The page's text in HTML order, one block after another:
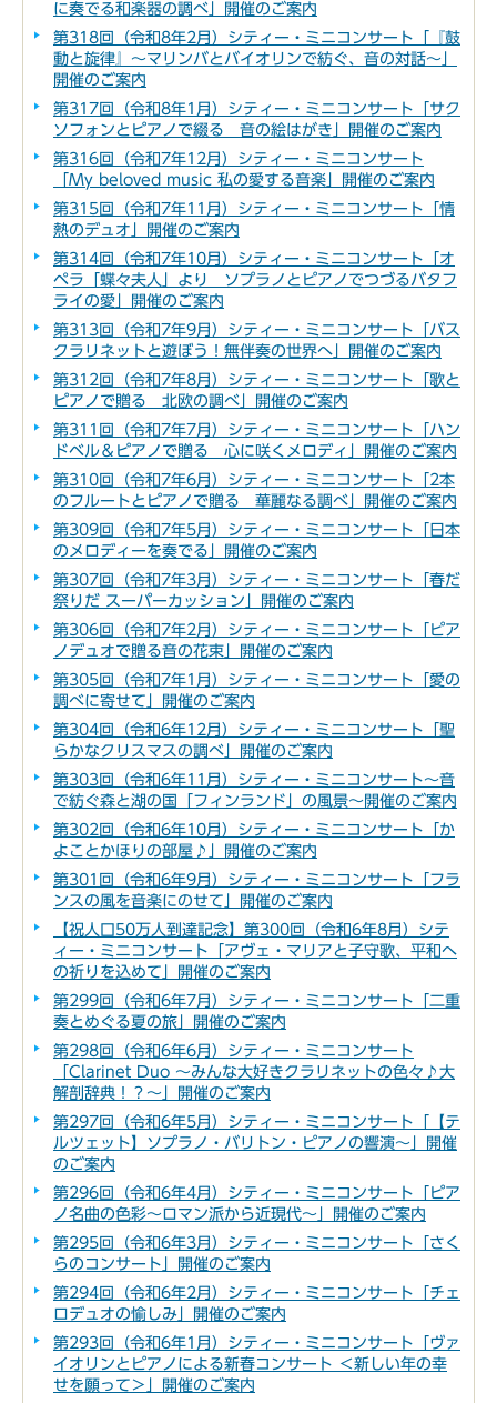
に奏でる和楽器の調べ」開催のご案内
第318回（令和8年2月）シティー・ミニコンサート「『鼓
動と旋律』～マリンバとバイオリンで紡ぐ、音の対話～」
開催のご案内
第317回（令和8年1月）シティー・ミニコンサート「サク
ソフォンとピアノで綴る 音の絵はがき」開催のご案内
第316回（令和7年12月）シティー・ミニコンサート
「My beloved music 私の愛する音楽」開催のご案内
第315回（令和7年11月）シティー・ミニコンサート「情
熱のデュオ」開催のご案内
第314回（令和7年10月）シティー・ミニコンサート「オ
ペラ「蝶々夫人」より ソプラノとピアノでつづるバタフ
ライの愛」開催のご案内
第313回（令和7年9月）シティー・ミニコンサート「バス
クラリネットと遊ぼう！無伴奏の世界へ」開催のご案内
第312回（令和7年8月）シティー・ミニコンサート「歌と
ピアノで贈る 北欧の調べ」開催のご案内
第311回（令和7年7月）シティー・ミニコンサート「ハン
ドベル＆ピアノで贈る 心に咲くメロディ」開催のご案内
第310回（令和7年6月）シティー・ミニコンサート「2本
のフルートとピアノで贈る 華麗なる調べ」開催のご案内
第309回（令和7年5月）シティー・ミニコンサート「日本
のメロディーを奏でる」開催のご案内
第307回（令和7年3月）シティー・ミニコンサート「春だ
祭りだ スーパーカッション」開催のご案内
第306回（令和7年2月）シティー・ミニコンサート「ピア
ノデュオで贈る音の花束」開催のご案内
第305回（令和7年1月）シティー・ミニコンサート「愛の
調べに寄せて」開催のご案内
第304回（令和6年12月）シティー・ミニコンサート「聖
らかなクリスマスの調べ」開催のご案内
第303回（令和6年11月）シティー・ミニコンサート～音
で紡ぐ森と湖の国「フィンランド」の風景～開催のご案内
第302回（令和6年10月）シティー・ミニコンサート「か
よことかほりの部屋♪」開催のご案内
第301回（令和6年9月）シティー・ミニコンサート「フラ
ンスの風を音楽にのせて」開催のご案内
【祝人口50万人到達記念】第300回（令和6年8月）シテ
ィー・ミニコンサート「アヴェ・マリアと子守歌、平和へ
の祈りを込めて」開催のご案内
第299回（令和6年7月）シティー・ミニコンサート「二重
奏とめぐる夏の旅」開催のご案内
第298回（令和6年6月）シティー・ミニコンサート
「Clarinet Duo ～みんな大好きクラリネットの色々♪大
解剖辞典！？～」開催のご案内
第297回（令和6年5月）シティー・ミニコンサート「【テ
ルツェット】ソプラノ・バリトン・ピアノの響演～」開催
のご案内
第296回（令和6年4月）シティー・ミニコンサート「ピア
ノ名曲の色彩～ロマン派から近現代～」開催のご案内
第295回（令和6年3月）シティー・ミニコンサート「さく
らのコンサート」開催のご案内
第294回（令和6年2月）シティー・ミニコンサート「チェ
ロデュオの愉しみ」開催のご案内
第293回（令和6年1月）シティー・ミニコンサート「ヴァ
イオリンとピアノによる新春コンサート ＜新しい年の幸
せを願って＞」開催のご案内